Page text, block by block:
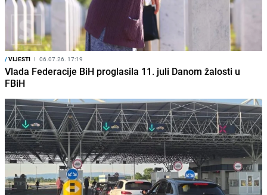
/VIJESTI I 06.07.26. 17:19
Vlada Federacije BiH proglasila 11. juli Danom žalosti u
FBiH